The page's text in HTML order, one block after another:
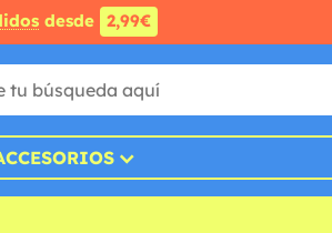
desde 2,99€